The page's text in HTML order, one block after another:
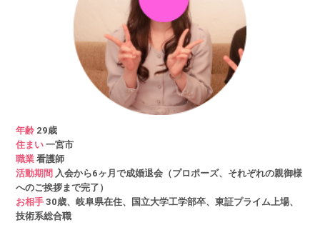
年齢 29歳
住まい 一宮市
職業 看護師
活動期間 入会から6ヶ月で成婚退会（プロポーズ、それぞれの親御様
へのご挨拶まで完了）
お相手 30歳、岐阜県在住、国立大学工学部卒、東証プライム上場、
技術系総合職